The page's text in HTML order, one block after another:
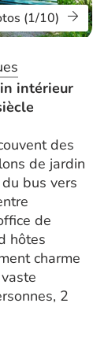
(1/10)
intérieur
des
de jardin
bus vers
de
hôtes
charme
2